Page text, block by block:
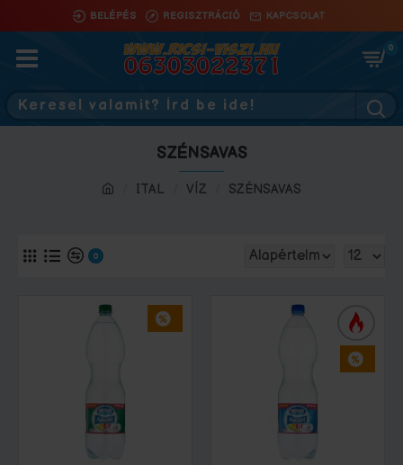
BELÉPÉS REGISZTRÁCIÓ KAPCSOLAT
0
ITAL VÍZ SZÉNSAVAS
SZÉNSAVAS
0